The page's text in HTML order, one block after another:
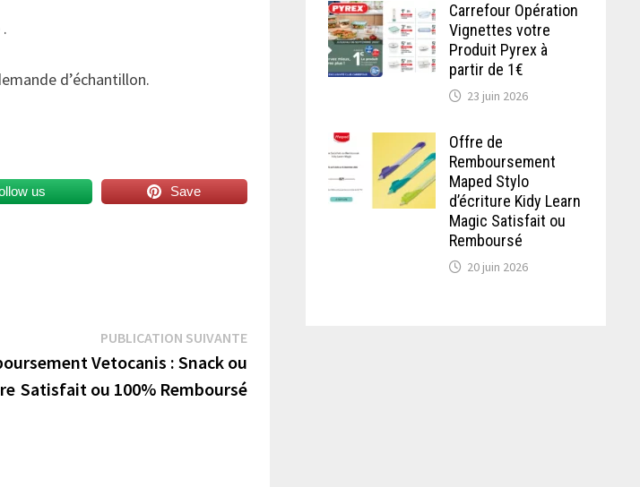
d’échantillon.
us Save
PUBLICATION SUIVANTEPublication
suivante :
Vetocanis : Snack ou
Satisfait ou 100% Remboursé
Carrefour Opération
Vignettes votre
Produit Pyrex à
partir de 1€
23 juin 2026
Offre de
Remboursement
Maped Stylo
d’écriture Kidy Learn
Magic Satisfait ou
Remboursé
20 juin 2026